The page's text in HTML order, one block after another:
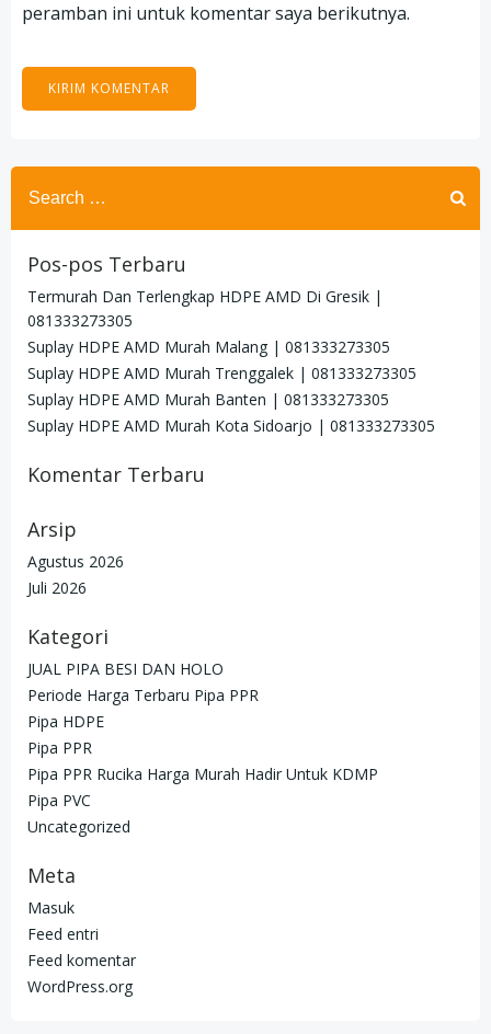
peramban ini untuk komentar saya berikutnya.
Search
for:
Pos-pos Terbaru
Termurah Dan Terlengkap HDPE AMD Di Gresik |
081333273305
Suplay HDPE AMD Murah Malang | 081333273305
Suplay HDPE AMD Murah Trenggalek | 081333273305
Suplay HDPE AMD Murah Banten | 081333273305
Suplay HDPE AMD Murah Kota Sidoarjo | 081333273305
Komentar Terbaru
Arsip
Agustus 2026
Juli 2026
Kategori
JUAL PIPA BESI DAN HOLO
Periode Harga Terbaru Pipa PPR
Pipa HDPE
Pipa PPR
Pipa PPR Rucika Harga Murah Hadir Untuk KDMP
Pipa PVC
Uncategorized
Meta
Masuk
Feed entri
Feed komentar
WordPress.org